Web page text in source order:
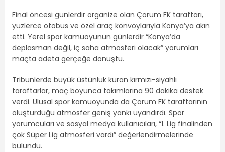
Final öncesi günlerdir organize olan Çorum FK taraftarı,
yüzlerce otobüs ve özel araç konvoylarıyla Konya’ya akın
etti. Yerel spor kamuoyunun günlerdir “Konya’da
deplasman değil, iç saha atmosferi olacak” yorumları
maçta adeta gerçeğe dönüştü.
Tribünlerde büyük üstünlük kuran kırmızı-siyahlı
taraftarlar, maç boyunca takımlarına 90 dakika destek
verdi. Ulusal spor kamuoyunda da Çorum FK taraftarının
oluşturduğu atmosfer geniş yankı uyandırdı. Spor
yorumcuları ve sosyal medya kullanıcıları, “1. Lig finalinden
çok Süper Lig atmosferi vardı” değerlendirmelerinde
bulundu.